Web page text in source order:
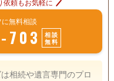
依頼もお気軽に
無料相談
703
相談
無料
相続や遺言専門のプロ